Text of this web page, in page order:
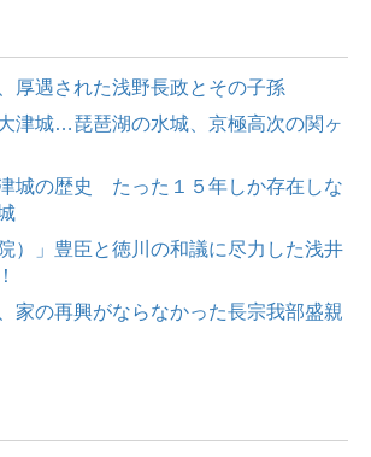
厚遇された浅野長政とその子孫
津城…琵琶湖の水城、京極高次の関ヶ
津城の歴史 たった１５年しか存在しな
）」豊臣と徳川の和議に尽力した浅井
家の再興がならなかった長宗我部盛親